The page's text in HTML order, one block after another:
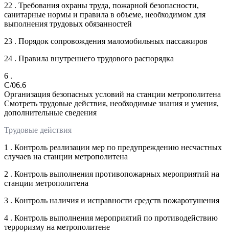
22 . Требования охраны труда, пожарной безопасности,
санитарные нормы и правила в объеме, необходимом для
выполнения трудовых обязанностей
23 . Порядок сопровождения маломобильных пассажиров
24 . Правила внутреннего трудового распорядка
6 .
C/06.6
Организация безопасных условий на станции метрополитена
Смотреть трудовые действия, необходимые знания и умения,
дополнительные сведения
Трудовые действия
1 . Контроль реализации мер по предупреждению несчастных
случаев на станции метрополитена
2 . Контроль выполнения противопожарных мероприятий на
станции метрополитена
3 . Контроль наличия и исправности средств пожаротушения
4 . Контроль выполнения мероприятий по противодействию
терроризму на метрополитене